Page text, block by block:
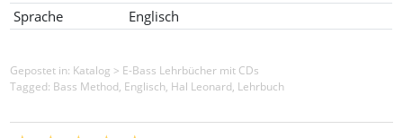
Sprache
Englisch
Gepostet in: Katalog > E-Bass Lehrbücher mit CDs
Tagged: Bass Method, Englisch, Hal Leonard, Lehrbuch